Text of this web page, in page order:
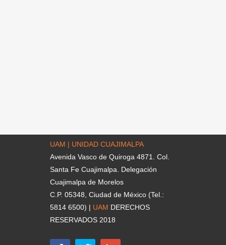
UAM | UNIDAD CUAJIMALPA
Avenida Vasco de Quiroga 4871. Col.
Santa Fe Cuajimalpa. Delegación
Cuajimalpa de Morelos
C.P. 05348, Ciudad de México (Tel.:
5814 6500) | UAM DERECHOS
RESERVADOS 2018